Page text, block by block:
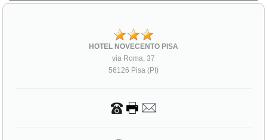
HOTEL NOVECENTO PISA
via Roma, 37
56126 Pisa (PI)